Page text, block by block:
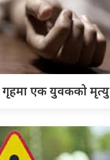
एक युवकको मृत्यु